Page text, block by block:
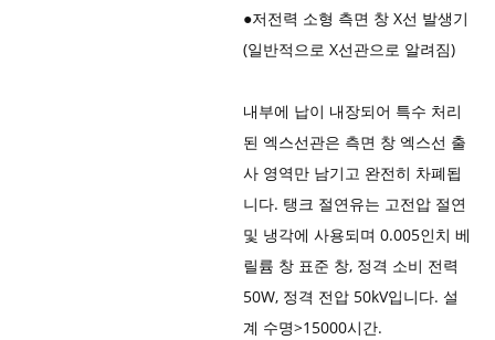
●저전력 소형 측면 창 X선 발생기
(일반적으로 X선관으로 알려짐)
내부에 납이 내장되어 특수 처리
된 엑스선관은 측면 창 엑스선 출
사 영역만 남기고 완전히 차폐됩
니다. 탱크 절연유는 고전압 절연
및 냉각에 사용되며 0.005인치 베
릴륨 창 표준 창, 정격 소비 전력
50W, 정격 전압 50kV입니다. 설
계 수명>15000시간.